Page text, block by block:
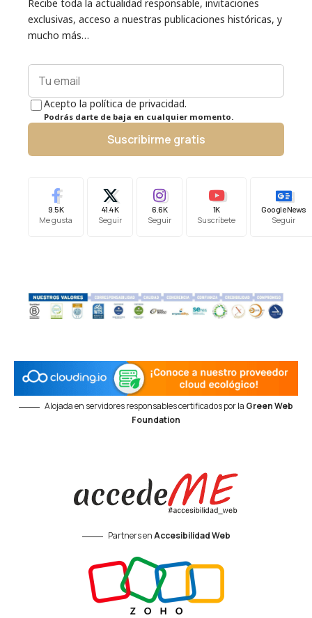
Recibe toda la actualidad responsable, invitaciones
exclusivas, acceso a nuestras publicaciones históricas, y
mucho más…
Acepto la política de privacidad.
Podrás darte de baja en cualquier momento.
Suscribirme gratis
9.5K
Me gusta
41.4K
Seguir
6.6K
Seguir
1K
Suscríbete
Google News
Seguir
Alojada en servidores responsables certificados por la Green Web
Foundation
Partners enAccesibilidad Web